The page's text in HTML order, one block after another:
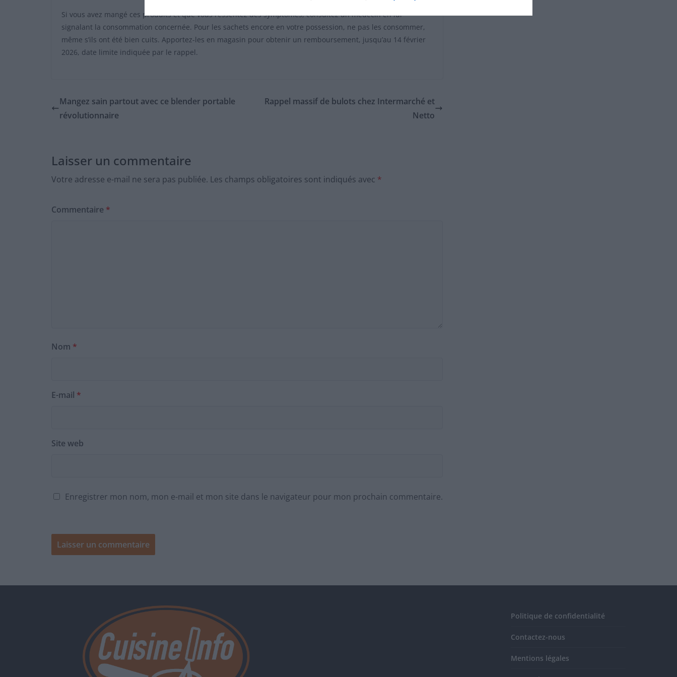
Si vous avez mangé ces produits et que vous ressentez des symptômes, consultez un médecin en lui
signalant la consommation concernée. Pour les sachets encore en votre possession, ne pas les consommer,
même s’ils ont été bien cuits. Apportez-les en magasin pour obtenir un remboursement, jusqu’au 14 février
2026, date limite indiquée par le rappel.
Mangez sain partout avec ce blender portable
révolutionnaire
Rappel massif de bulots chez Intermarché et
Netto
Laisser un commentaire
Votre adresse e-mail ne sera pas publiée. Les champs obligatoires sont indiqués avec *
Commentaire *
Nom *
E-mail *
Site web
Enregistrer mon nom, mon e-mail et mon site dans le navigateur pour mon prochain commentaire.
Politique de confidentialité
Contactez-nous
Mentions légales